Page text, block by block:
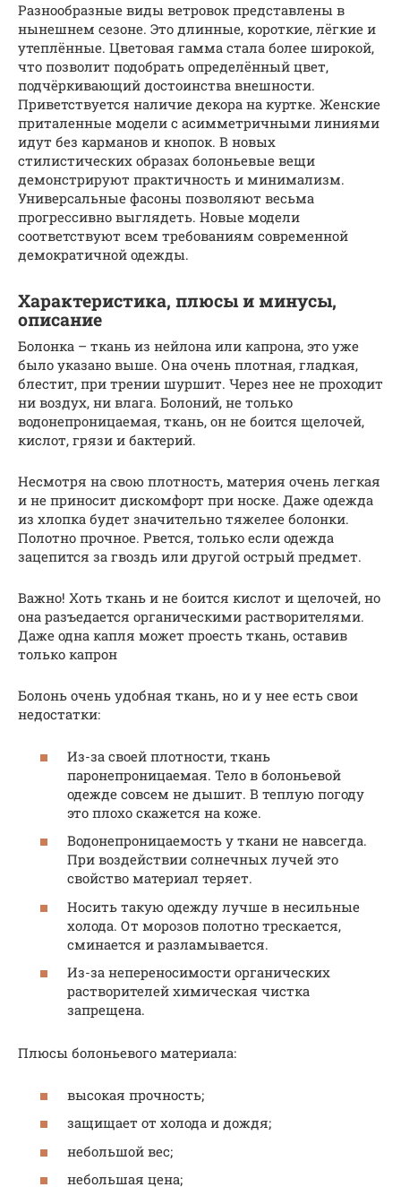
Разнообразные виды ветровок представлены в
нынешнем сезоне. Это длинные, короткие, лёгкие и
утеплённые. Цветовая гамма стала более широкой,
что позволит подобрать определённый цвет,
подчёркивающий достоинства внешности.
Приветствуется наличие декора на куртке. Женские
приталенные модели с асимметричными линиями
идут без карманов и кнопок. В новых
стилистических образах болоньевые вещи
демонстрируют практичность и минимализм.
Универсальные фасоны позволяют весьма
прогрессивно выглядеть. Новые модели
соответствуют всем требованиям современной
демократичной одежды.
Характеристика, плюсы и минусы,
описание
Болонка – ткань из нейлона или капрона, это уже
было указано выше. Она очень плотная, гладкая,
блестит, при трении шуршит. Через нее не проходит
ни воздух, ни влага. Болоний, не только
водонепроницаемая, ткань, он не боится щелочей,
кислот, грязи и бактерий.
Несмотря на свою плотность, материя очень легкая
и не приносит дискомфорт при носке. Даже одежда
из хлопка будет значительно тяжелее болонки.
Полотно прочное. Рвется, только если одежда
зацепится за гвоздь или другой острый предмет.
Важно! Хоть ткань и не боится кислот и щелочей, но
она разъедается органическими растворителями.
Даже одна капля может проесть ткань, оставив
только капрон
Болонь очень удобная ткань, но и у нее есть свои
недостатки:
Из-за своей плотности, ткань
паронепроницаемая. Тело в болоньевой
одежде совсем не дышит. В теплую погоду
это плохо скажется на коже.
Водонепроницаемость у ткани не навсегда.
При воздействии солнечных лучей это
свойство материал теряет.
Носить такую одежду лучше в несильные
холода. От морозов полотно трескается,
сминается и разламывается.
Из-за непереносимости органических
растворителей химическая чистка
запрещена.
Плюсы болоньевого материала:
высокая прочность;
защищает от холода и дождя;
небольшой вес;
небольшая цена;